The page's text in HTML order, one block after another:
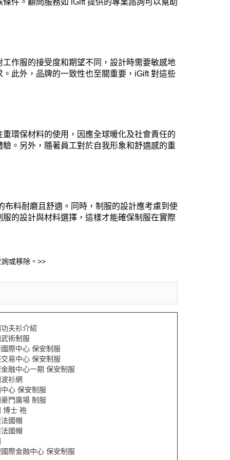
件。顧問服務如 iGift 提供的專業諮詢可以幫助
作服的接受度和期望不同，設計時需要敏感地
此外，品牌的一致性也至關重要，iGift 對這些
環保材料的使用，因應全球暖化及社會責任的
。另外，隨著員工對於自我形象和舒適感的重
料耐磨且舒適。同時，制服的設計應考慮到使
的設計與材料選擇，這樣才能確保制服在實際
或移除。>>
夫衫介紹
術制服
際中心 保安制服
易中心 保安制服
融中心一期 保安制服
衫網
心 保安制服
門廣場 制服
博士 袍
國帽
國帽
際金融中心 保安制服